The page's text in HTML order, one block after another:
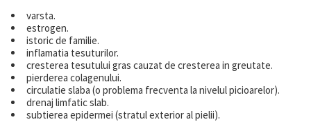
varsta.
estrogen.
istoric de familie.
inflamatia tesuturilor.
cresterea tesutului gras cauzat de cresterea in greutate.
pierderea colagenului.
circulatie slaba (o problema frecventa la nivelul picioarelor).
drenaj limfatic slab.
subtierea epidermei (stratul exterior al pielii).